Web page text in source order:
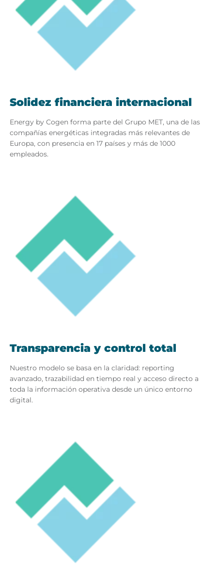
Solidez financiera internacional
Energy by Cogen forma parte del Grupo MET, una de las
compañías energéticas integradas más relevantes de
Europa, con presencia en 17 países y más de 1000
empleados.
Transparencia y control total
Nuestro modelo se basa en la claridad: reporting
avanzado, trazabilidad en tiempo real y acceso directo a
toda la información operativa desde un único entorno
digital.